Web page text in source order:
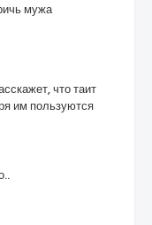
мужа
что таит
им пользуются